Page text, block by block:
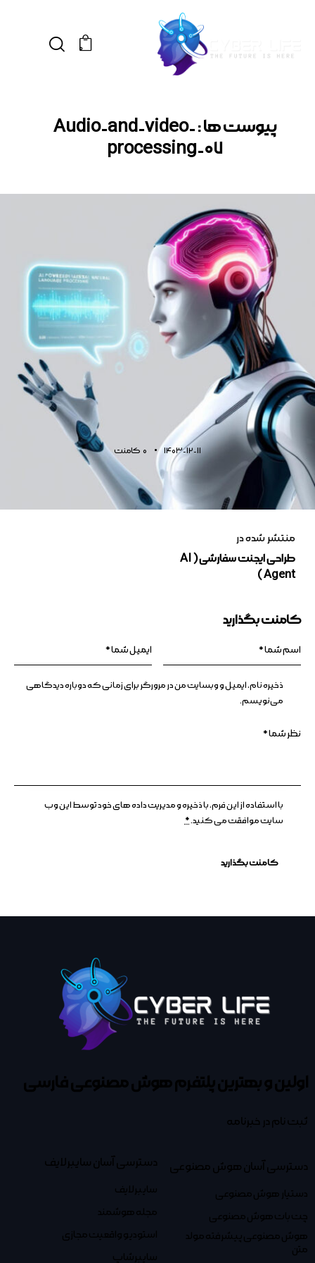
0
پیوست ها : Audio-and-video-
processing-07
1403-12-11
0 کامنت
منتشر شده در
طراحی ایجنت سفارشی ( AI
Agent )
کامنت بگذارید
ذخیره نام، ایمیل و وبسایت من در مرورگر برای زمانی که دوباره دیدگاهی
می‌نویسم.
با استفاده از این فرم، با ذخیره و مدیریت داده های خود توسط این وب
سایت موافقت می کنید.*
اولین و بهترین پلتفرمهوش مصنوعی فارسی
ثبت نام در خبرنامه
دسترسی آسان هوش مصنوعی
دستیار هوش مصنوعی
چت بات هوش مصنوعی
هوش مصنوعی پیشرفته مولد
متن
دسترسی آسان سایبرلایف
سایبرلایف
مجله هوشمند
استودیو واقعیت مجازی
سایبرشاپ